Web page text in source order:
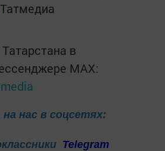
Татмедиа
в
MАХ:
нас в соцсетях:
Telegram